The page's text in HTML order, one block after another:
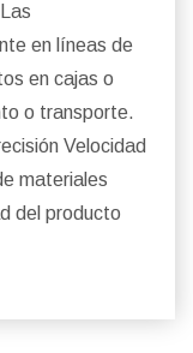
en líneas de
en cajas o
o transporte.
Velocidad
materiales
del producto